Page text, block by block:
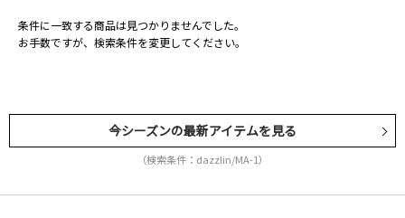
条件に一致する商品は見つかりませんでした。
お手数ですが、検索条件を変更してください。
今シーズンの最新アイテムを見る
（検索条件：dazzlin/MA-1）